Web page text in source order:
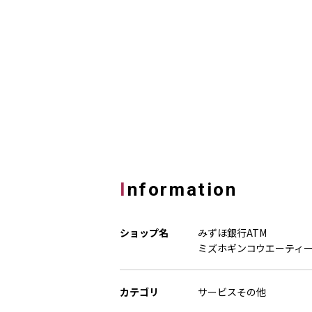
Information
ショップ名
みずほ銀行ATM
ミズホギンコウエーティ
カテゴリ サービスその他